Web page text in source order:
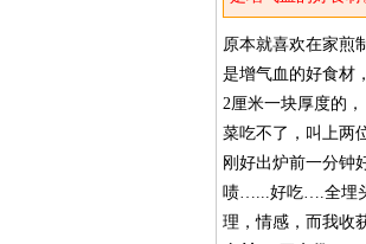
原本就喜欢在家煎
是增气血的好食材
2厘米一块厚度的
菜吃不了，叫上两
刚好出炉前一分钟
啧…...好吃….全埋
理，情感，而我收